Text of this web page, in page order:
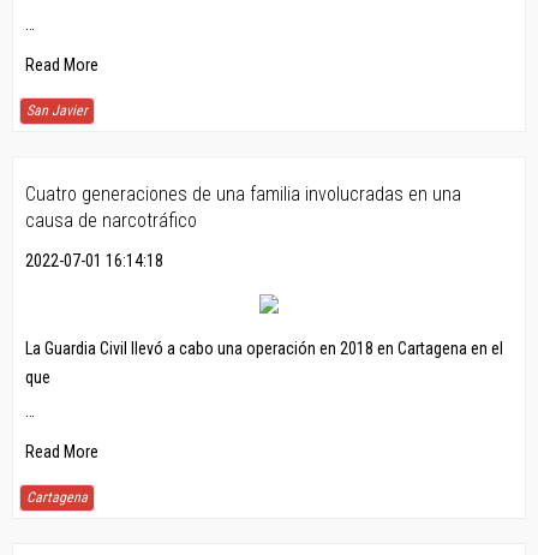
…
Read More
San Javier
Cuatro generaciones de una familia involucradas en una
causa de narcotráfico
2022-07-01 16:14:18
La Guardia Civil llevó a cabo una operación en 2018 en Cartagena en el
que
…
Read More
Cartagena